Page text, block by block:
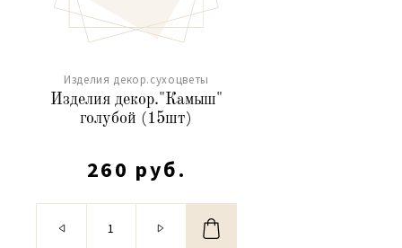
Изделия декор.сухоцветы
Изделия декор."Камыш"
голубой (15шт)
260 руб.